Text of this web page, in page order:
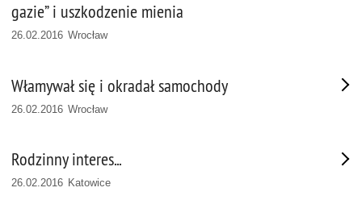
gazie” i uszkodzenie mienia
26.02.2016 Wrocław
Włamywał się i okradał samochody
26.02.2016 Wrocław
Rodzinny interes...
26.02.2016 Katowice